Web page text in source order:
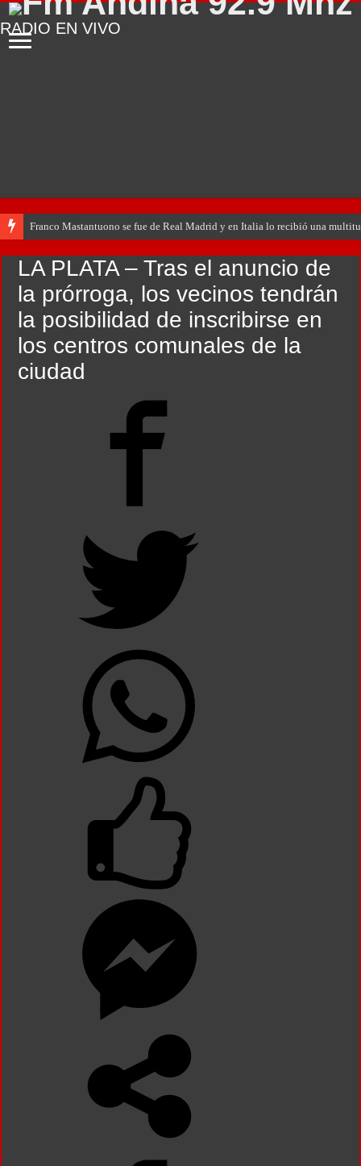
RADIO EN VIVO
Franco Mastantuono se fue de Real Madrid y en Italia lo recibió una
LA PLATA – Tras el anuncio de
la prórroga, los vecinos tendrán
la posibilidad de inscribirse en
los centros comunales de la
ciudad